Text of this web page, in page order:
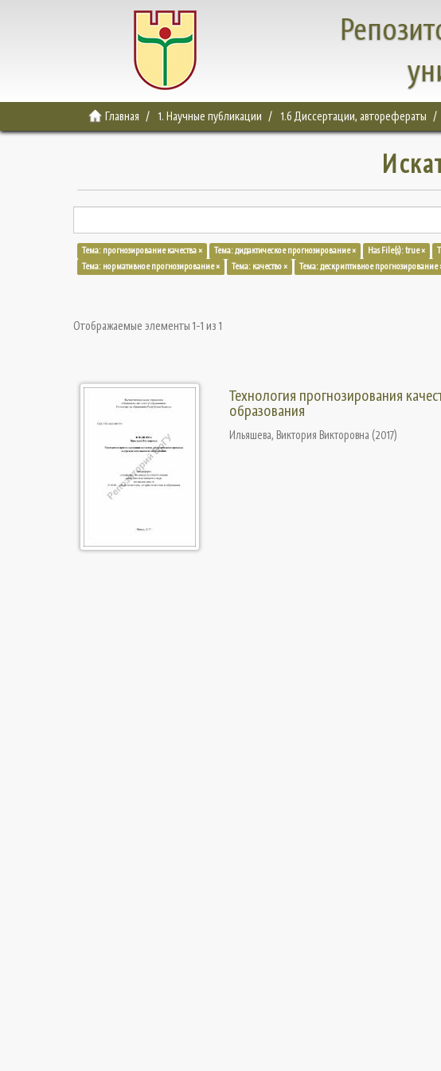
Главная 1. Научные публикации 1.6 Диссертации, авторефераты
Тема: прогнозирование качества × Тема: дидактическое прогнозирование × Has File(s): true ×
Тема: нормативное прогнозирование ×
Тема: качество × Тема: дескриптивное прогнозирование
Отображаемые элементы 1-1 из 1
Технология прогнозирования
образования
Ильяшева, Виктория Викторовна (2017)